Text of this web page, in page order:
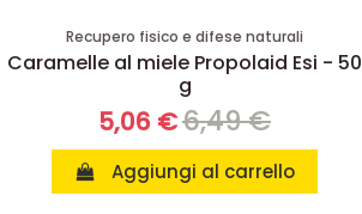
Recupero fisico e difese naturali
Caramelle al miele Propolaid Esi - 50
g
5,06 €6,49 €
Aggiungi al carrello